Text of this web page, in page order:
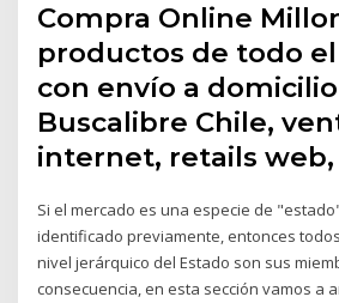
Compra Online
productos de todo
con envío a
Buscalibre Chile,
internet, retails web,
Si el mercado es una especie de
identificado previamente, entonces
nivel jerárquico del Estado son sus
consecuencia, en esta sección vamos a